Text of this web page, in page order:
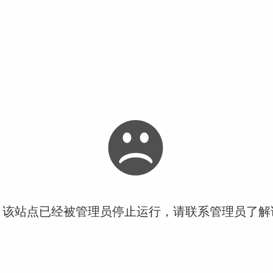
站点已经被管理员停止运行，请联系管理员了